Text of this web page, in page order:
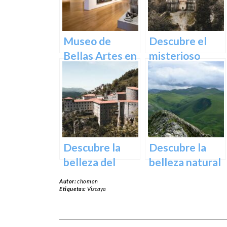
naturaleza
vasca en
Euskadi
Museo de
Bellas Artes en
Descubre una
colección única
de obras
maestras
Descubre el
misterioso
encanto del
Castillo de
Butrón
Descubre la
belleza del
Santuario de
Arantzazu en
Guía turística y
Descubre la
belleza natural
próxima
Autor:chomon
Etiquetas: Vizcaya